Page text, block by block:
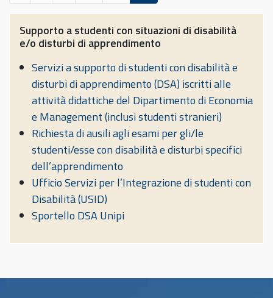
Supporto a studenti con situazioni di disabilità
e/o disturbi di apprendimento
Servizi a supporto di studenti con disabilità e
disturbi di apprendimento (DSA) iscritti alle
attività didattiche del Dipartimento di Economia
e Management (inclusi studenti stranieri)
Richiesta di ausili agli esami per gli/le
studenti/esse con disabilità e disturbi specifici
dell’apprendimento
Ufficio Servizi per l’Integrazione di studenti con
Disabilità (USID)
Sportello DSA Unipi